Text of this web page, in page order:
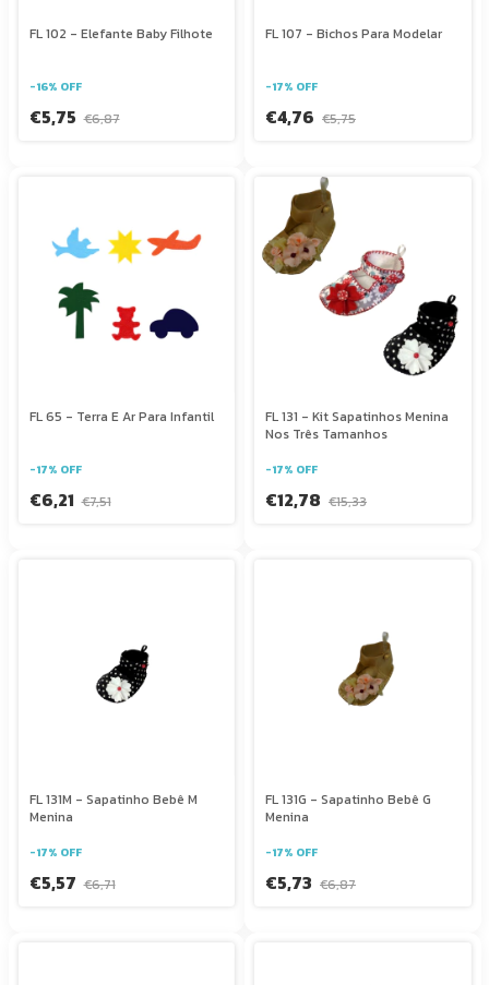
FL 102 - Elefante Baby Filhote
-16% OFF
€5,75 €6,87
FL 107 - Bichos Para Modelar
-17% OFF
€4,76 €5,75
FL 65 - Terra E Ar Para Infantil
-17% OFF
€6,21 €7,51
FL 131 - Kit Sapatinhos Menina
Nos Três Tamanhos
-17% OFF
€12,78 €15,33
FL 131M - Sapatinho Bebê M
Menina
-17% OFF
€5,57 €6,71
FL 131G - Sapatinho Bebê G
Menina
-17% OFF
€5,73 €6,87